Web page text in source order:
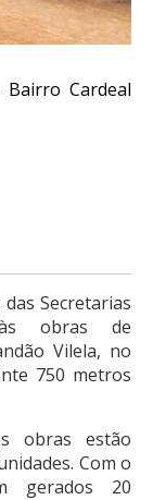
Cardeal
Secretarias
obras de
Vilela, no
750 metros
obras estão
Com o
gerados 20